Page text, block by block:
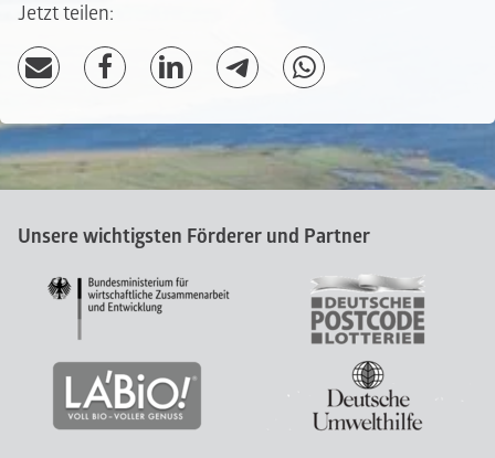
Jetzt teilen:
Unsere wichtigsten Förderer und Partner